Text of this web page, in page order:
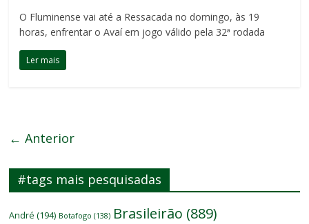
O Fluminense vai até a Ressacada no domingo, às 19
horas, enfrentar o Avaí em jogo válido pela 32ª rodada
Ler mais
← Anterior
#tags mais pesquisadas
André (194) Botafogo (138) Brasileirão (889)